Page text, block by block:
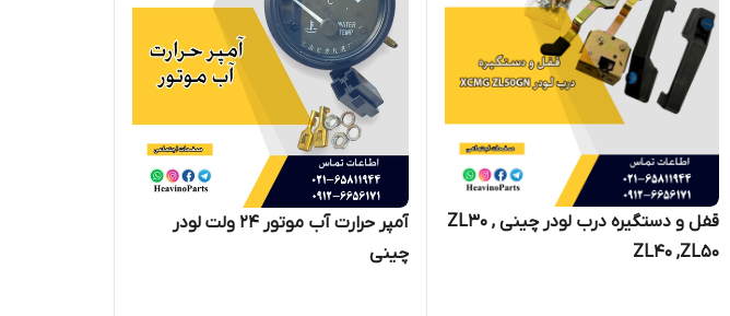
قفل و دستگیره درب لودر چینی ZL30 ,
ZL40 ,ZL50
آمپر حرارت آب موتور 24 ولت لودر
چینی